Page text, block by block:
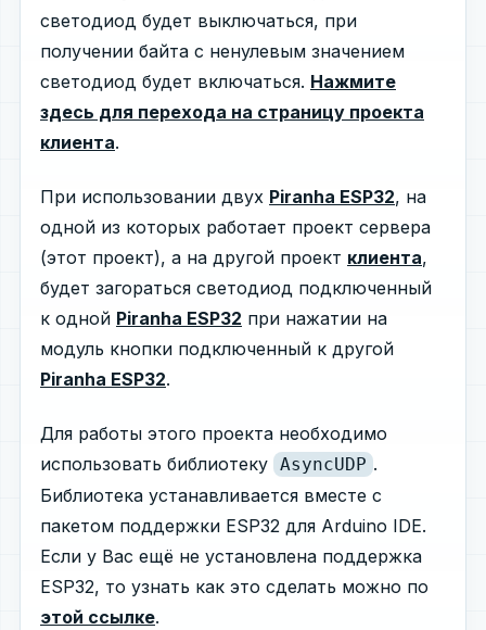
светодиод будет выключаться, при
получении байта с ненулевым значением
светодиод будет включаться. Нажмите
здесь для перехода на страницу проекта
клиента.
При использовании двух Piranha ESP32, на
одной из которых работает проект сервера
(этот проект), а на другой проект клиента,
будет загораться светодиод подключенный
к одной Piranha ESP32 при нажатии на
модуль кнопки подключенный к другой
Piranha ESP32.
Для работы этого проекта необходимо
использовать библиотеку AsyncUDP .
Библиотека устанавливается вместе с
пакетом поддержки ESP32 для Arduino IDE.
Если у Вас ещё не установлена поддержка
ESP32, то узнать как это сделать можно по
этой ссылке.